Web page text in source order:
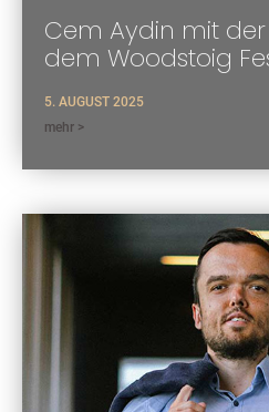
Cem Aydin mit
dem Woodstoig
5. AUGUST 2025
mehr >